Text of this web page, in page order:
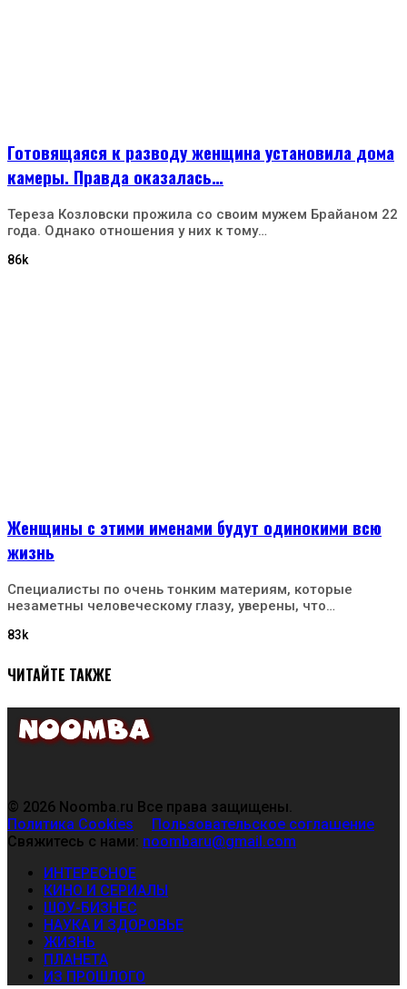
Готовящаяся к разводу женщина установила дома
камеры. Правда оказалась…
Тереза Козловски прожила со своим мужем Брайаном 22
года. Однако отношения у них к тому…
86k
Женщины с этими именами будут одинокими всю
жизнь
Специалисты по очень тонким материям, которые
незаметны человеческому глазу, уверены, что…
83k
ЧИТАЙТЕ ТАКЖЕ
© 2026 Noomba.ru Все права защищены.
Политика Cookies
Пользовательское соглашение
Свяжитесь с нами: noombaru@gmail.com
ИНТЕРЕСНОЕ
КИНО И СЕРИАЛЫ
ШОУ-БИЗНЕС
НАУКА И ЗДОРОВЬЕ
ЖИЗНЬ
ПЛАНЕТА
ИЗ ПРОШЛОГО